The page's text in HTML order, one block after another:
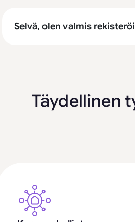
Selvä, olen valmis
Täydellinen